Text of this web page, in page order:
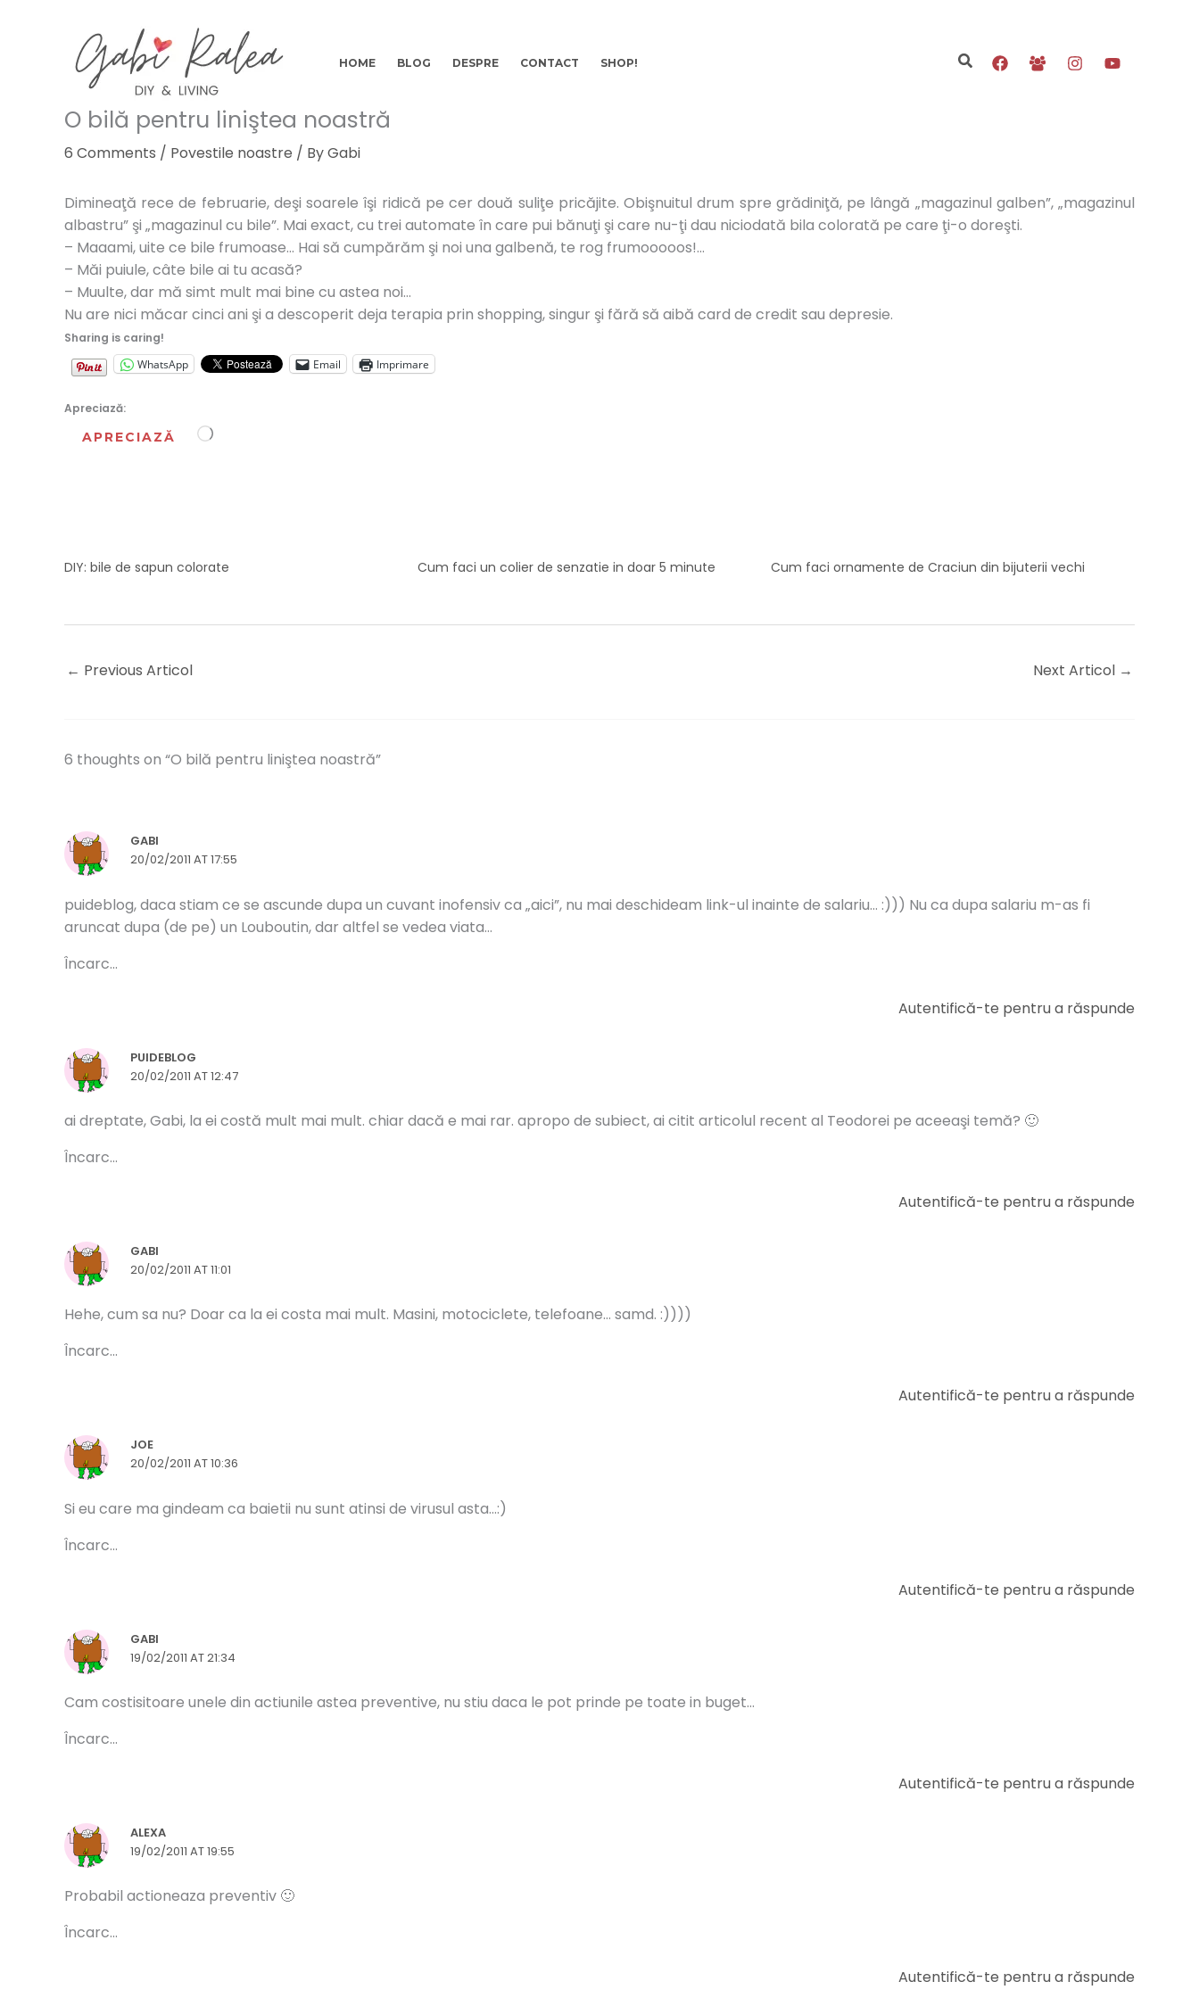
HOME BLOG DESPRE CONTACT SHOP! Search
O bilă pentru liniştea noastră
6 Comments / Povestile noastre / ByGabi
Dimineaţă rece de februarie, deşi soarele îşi ridică pe cer două suliţe pricăjite. Obişnuitul drum spre grădiniţă, pe lângă „magazinul galben”, „magazinul
albastru” şi „magazinul cu bile”. Mai exact, cu trei automate în care pui bănuţi şi care nu-ţi dau niciodată bila colorată pe care ţi-o doreşti.
– Maaami, uite ce bile frumoase… Hai să cumpărăm şi noi una galbenă, te rog frumooooos!…
– Măi puiule, câte bile ai tu acasă?
– Muulte, dar mă simt mult mai bine cu astea noi…
Nu are nici măcar cinci ani şi a descoperit deja terapia prin shopping, singur şi fără să aibă card de credit sau depresie.
Sharing is caring!
WhatsApp
Email Imprimare
Apreciază:
APRECIAZĂ Încarc...
DIY: bile de sapun colorate Cum faci un colier de senzatie in doar 5 minute Cum faci ornamente de Craciun din bijuterii vechi
← Previous Articol Next Articol →
6 thoughts on “O bilă pentru liniştea noastră”
GABI
20/02/2011 AT 17:55
puideblog, daca stiam ce se ascunde dupa un cuvant inofensiv ca „aici”, nu mai deschideam link-ul inainte de salariu… :))) Nu ca dupa salariu m-as fi
aruncat dupa (de pe) un Louboutin, dar altfel se vedea viata…
Încarc...
Autentifică-te pentru a răspunde
PUIDEBLOG
20/02/2011 AT 12:47
ai dreptate, Gabi, la ei costă mult mai mult. chiar dacă e mai rar. apropo de subiect, ai citit articolul recent al Teodorei pe aceeaşi temă? 🙂
Încarc...
Autentifică-te pentru a răspunde
GABI
20/02/2011 AT 11:01
Hehe, cum sa nu? Doar ca la ei costa mai mult. Masini, motociclete, telefoane… samd. :))))
Încarc...
Autentifică-te pentru a răspunde
JOE
20/02/2011 AT 10:36
Si eu care ma gindeam ca baietii nu sunt atinsi de virusul asta…:)
Încarc...
Autentifică-te pentru a răspunde
GABI
19/02/2011 AT 21:34
Cam costisitoare unele din actiunile astea preventive, nu stiu daca le pot prinde pe toate in buget…
Încarc...
Autentifică-te pentru a răspunde
ALEXA
19/02/2011 AT 19:55
Probabil actioneaza preventiv 🙂
Încarc...
Autentifică-te pentru a răspunde